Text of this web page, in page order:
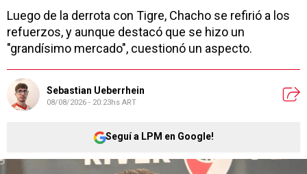
Luego de la derrota con Tigre, Chacho se refirió a los
refuerzos, y aunque destacó que se hizo un
"grandísimo mercado", cuestionó un aspecto.
Sebastian Ueberrhein
08/08/2026 - 20:23hs ART
Seguí a LPM en Google!